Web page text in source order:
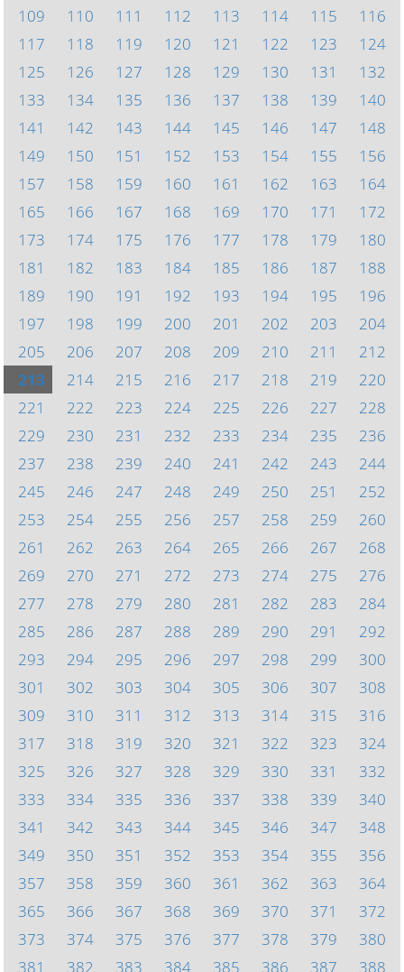
109
110 111 112 113 114 115
116
117
118 119 120 121 122 123
124
125
126 127 128 129 130 131
132
133
134 135 136 137 138 139
140
141
142 143 144 145 146 147
148
149
150 151 152 153 154 155
156
157
158 159 160 161 162 163
164
165
166 167 168 169 170 171
172
173
174 175 176 177 178 179
180
181
182 183 184 185 186 187
188
189
190 191 192 193 194 195
196
197
198 199 200 201 202 203
204
205
206 207 208 209 210 211
212
213
214 215 216 217 218 219
220
221
222 223 224 225 226 227
228
229
230 231 232 233 234 235
236
237
238 239 240 241 242 243
244
245
246 247 248 249 250 251
252
253
254 255 256 257 258 259
260
261
262 263 264 265 266 267
268
269
270 271 272 273 274 275
276
277
278 279 280 281 282 283
284
285
286 287 288 289 290 291
292
293
294 295 296 297 298 299
300
301
302 303 304 305 306 307
308
309
310 311 312 313 314 315
316
317
318 319 320 321 322 323
324
325
326 327 328 329 330 331
332
333
334 335 336 337 338 339
340
341
342 343 344 345 346 347
348
349
350 351 352 353 354 355
356
357
358 359 360 361 362 363
364
365
366 367 368 369 370 371
372
373
374 375 376 377 378 379
380
381
382 383 384 385 386 387 388